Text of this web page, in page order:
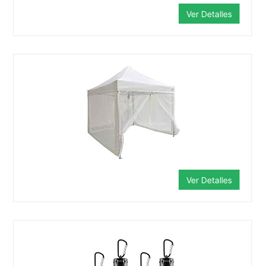
Ver Detalles
Ver Detalles